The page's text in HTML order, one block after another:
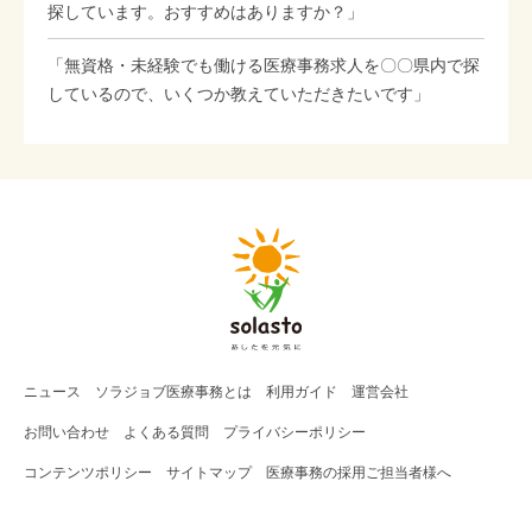
探しています。おすすめはありますか？」
「無資格・未経験でも働ける医療事務求人を〇〇県内で探
しているので、いくつか教えていただきたいです」
ニュース ソラジョブ医療事務 とは 利用ガイド 運営会社
お問い合わせ よくある質問 プライバシーポリシー
コンテンツポリシー サイトマップ 医療事務の採用ご担当者様へ